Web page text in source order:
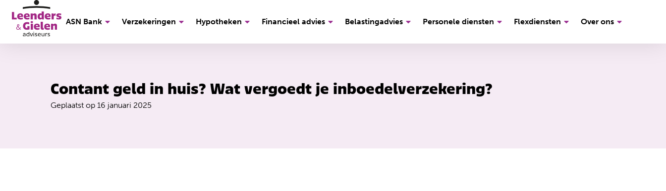
ASN Bank Verzekeringen Hypotheken Financieel advies Belastingadvies Personele diensten Flexdiensten Over ons
Contant geld in huis? Wat vergoedt je inboedelverzekering?
Geplaatst op 16 januari 2025